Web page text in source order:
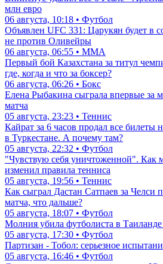
млн евро
06 августа, 10:18 • Футбол
Объявлен UFC 331: Царукян будет в
не против Оливейры
06 августа, 06:55 • ММА
Первый бой Казахстана за титул
где, когда и что за боксер?
06 августа, 06:26 • Бокс
Елена Рыбакина сыграла впервые за
матча
05 августа, 23:23 • Теннис
Кайрат за 6 часов продал все билеты
в Туркестане. А почему там?
05 августа, 22:32 • Футбол
"Чувствую себя уничтоженной". Как
изменил правила тенниса
05 августа, 19:56 • Теннис
Как сыграл Дастан Сатпаев за Челси
матча, что дальше?
05 августа, 18:07 • Футбол
Молния убила футболиста в
05 августа, 17:30 • Футбол
Партизан - Тобол: серьезное
05 августа, 16:46 • Футбол